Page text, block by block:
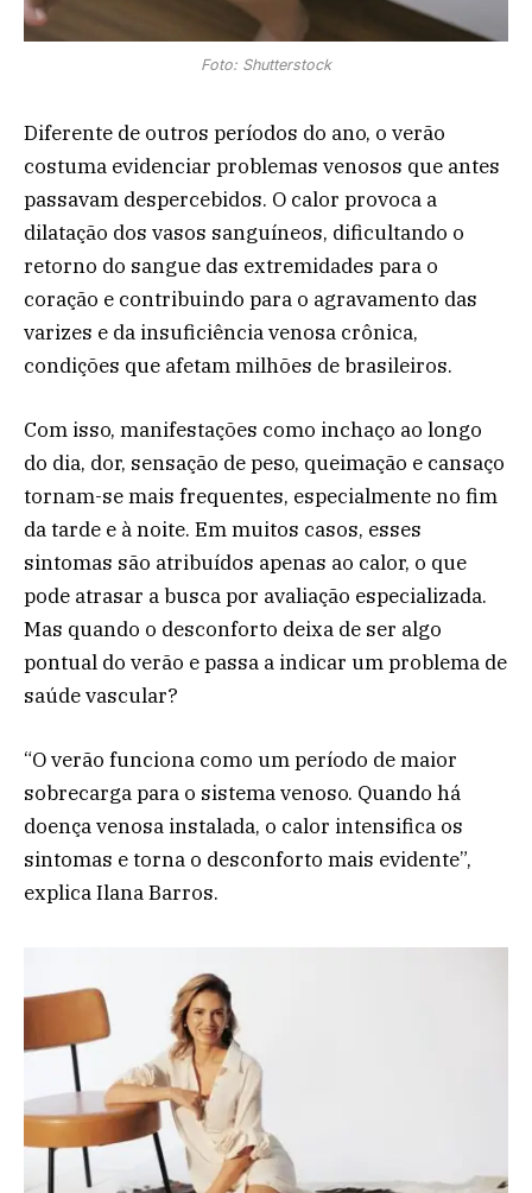
Foto: Shutterstock
Diferente de outros períodos do ano, o verão
costuma evidenciar problemas venosos que antes
passavam despercebidos. O calor provoca a
dilatação dos vasos sanguíneos, dificultando o
retorno do sangue das extremidades para o
coração e contribuindo para o agravamento das
varizes e da insuficiência venosa crônica,
condições que afetam milhões de brasileiros.
Com isso, manifestações como inchaço ao longo
do dia, dor, sensação de peso, queimação e cansaço
tornam-se mais frequentes, especialmente no fim
da tarde e à noite. Em muitos casos, esses
sintomas são atribuídos apenas ao calor, o que
pode atrasar a busca por avaliação especializada.
Mas quando o desconforto deixa de ser algo
pontual do verão e passa a indicar um problema de
saúde vascular?
“O verão funciona como um período de maior
sobrecarga para o sistema venoso. Quando há
doença venosa instalada, o calor intensifica os
sintomas e torna o desconforto mais evidente”,
explica Ilana Barros.